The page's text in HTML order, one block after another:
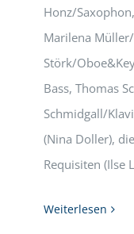
Honz/
Marilena
Störk/
Bass, Thomas
Schmidgall/
(Nina Doller),
Requisiten (Ilse
Weiterlesen